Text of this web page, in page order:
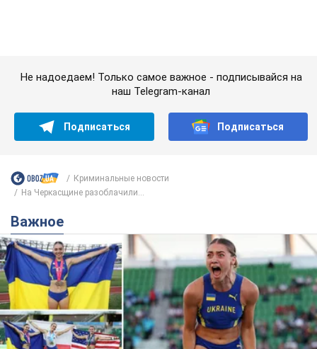
Важное
Красавица из Львова с рекордом выиграла
историческую медаль для Украины на
чемпионате мира по легкой атлетике U20.
Видео
Наша соотечественница блестяще выступила в Орегоне
8 часов назад 39,5 т.